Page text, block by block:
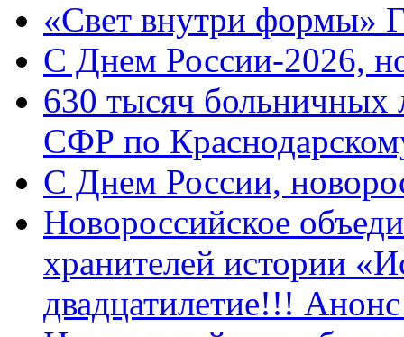
«Свет внутри формы»
C Днем России-2026,
630 тысяч больничных
СФР по
C Днем России,
Новороссийское
хранителей истории
двадцатилетие!!!